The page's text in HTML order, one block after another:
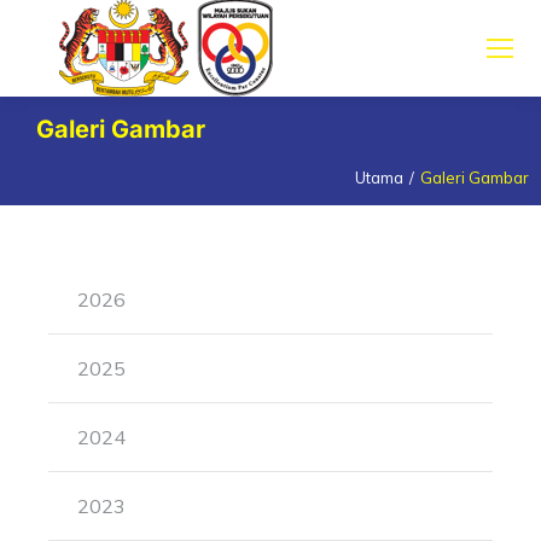
Galeri Gambar
Utama Galeri Gambar
2026
2025
2024
2023